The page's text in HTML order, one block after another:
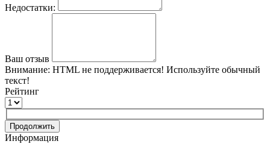
Недостатки:
Ваш отзыв
Внимание: HTML не поддерживается! Используйте обычный
текст!
Рейтинг
Продолжить
Информация